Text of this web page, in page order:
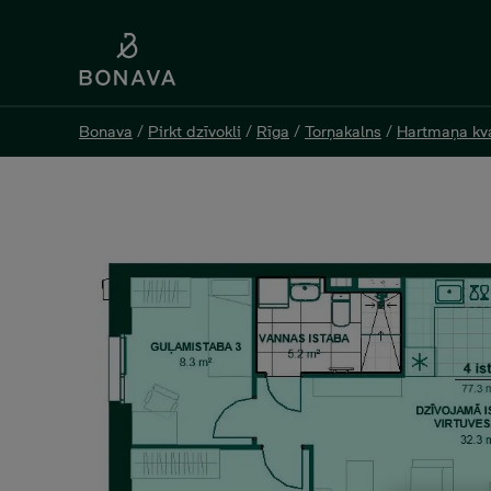
Bonava / Pirkt dzīvokli / Rīga / Torņakalns / Hartmaņa
Bonava / Pirkt dzīvokli / Rīga / Torņakalns / Hartmaņa